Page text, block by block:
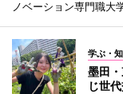
ノベーション専門職大
学ぶ・
墨田
じ世